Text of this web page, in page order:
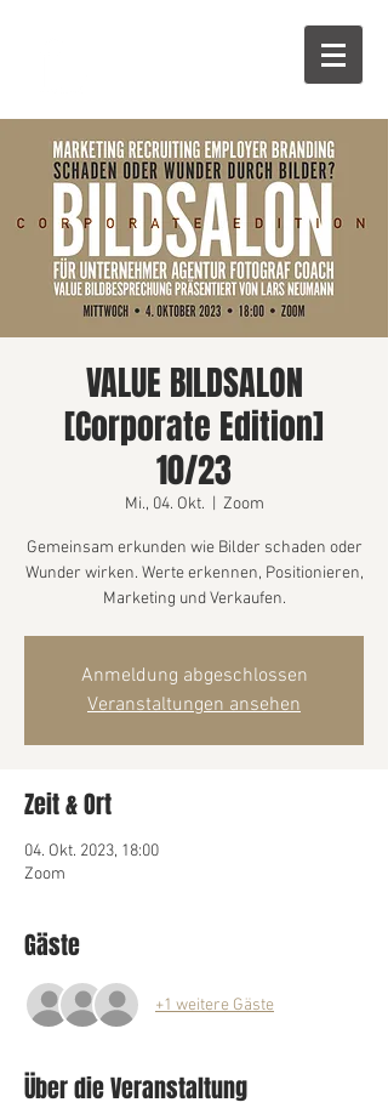
VALUE BILDSALON
[Corporate Edition]
10/23
Mi., 04. Okt. Zoom
Gemeinsam erkunden wie Bilder schaden oder
Wunder wirken. Werte erkennen, Positionieren,
Marketing und Verkaufen.
Anmeldung abgeschlossen
Veranstaltungen ansehen
Zeit & Ort
04. Okt. 2023, 18:00
Zoom
Gäste
+1 weitere Gäste
Über die Veranstaltung